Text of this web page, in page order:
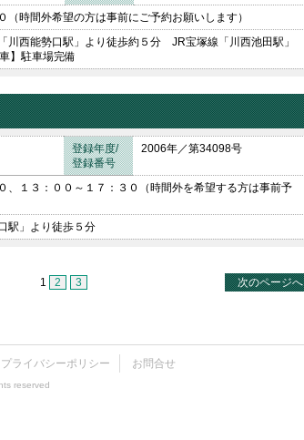
（時間外希望の方は事前にご予約お願いします）
川西能勢口駅」より徒歩約５分 JR宝塚線「川西池田駅」
】駐車場完備
登録年度/
登録番号
2006年／第34098号
、１３：００～１７：３０（時間外を希望する方は事前予
駅」より徒歩５分
1 2 3 次のページへ
プライバシーポリシー お問合せ
reserved